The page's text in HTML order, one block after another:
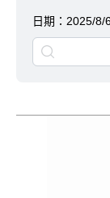
日期： 2025/8/